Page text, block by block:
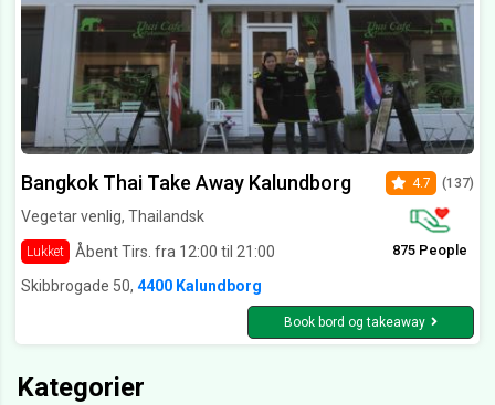
Bangkok Thai Take Away Kalundborg
Vegetar venlig, Thailandsk
Lukket Åbent Tirs. fra 12:00 til 21:00
4.7 (137)
875 People
Skibbrogade 50, 4400 Kalundborg
Book bord og takeaway
Kategorier